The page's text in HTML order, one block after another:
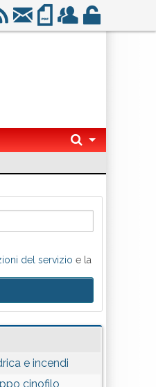
del servizio e la
e incendi
cinofilo